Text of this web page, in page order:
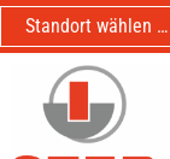
Standort wählen …